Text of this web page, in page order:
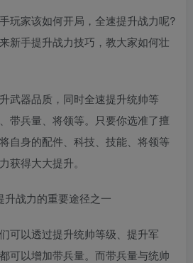
玩家该如何开局，全速提升战力呢?
新手提升战力技巧，教大家如何壮
武器品质，同时全速提升统帅等
带兵量、将领等。只要你选准了擅
自身的配件、科技、技能、将领等
获得大大提升。
升战力的重要途径之一
可以透过提升统帅等级、提升军
可以增加带兵量。而带兵量与统帅